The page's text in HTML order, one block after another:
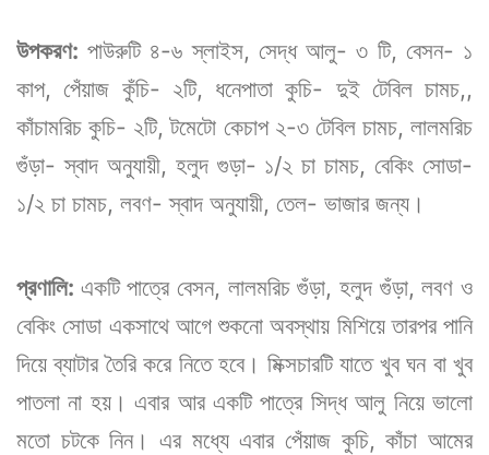
উপকরণ: পাউরুটি ৪-৬ স্লাইস, সেদ্ধ আলু- ৩ টি, বেসন- ১
কাপ, পেঁয়াজ কুঁচি- ২টি, ধনেপাতা কুচি- দুই টেবিল চামচ,,
কাঁচামরিচ কুচি- ২টি, টমেটো কেচাপ ২-৩ টেবিল চামচ, লালমরিচ
গুঁড়া- স্বাদ অনুযায়ী, হলুদ গুড়া- ১/২ চা চামচ, বেকিং সোডা-
১/২ চা চামচ, লবণ- স্বাদ অনুযায়ী, তেল- ভাজার জন্য।
প্রণালি: একটি পাত্রে বেসন, লালমরিচ গুঁড়া, হলুদ গুঁড়া, লবণ ও
বেকিং সোডা একসাথে আগে শুকনো অবস্থায় মিশিয়ে তারপর পানি
দিয়ে ব্যাটার তৈরি করে নিতে হবে। মিক্সচারটি যাতে খুব ঘন বা খুব
পাতলা না হয়। এবার আর একটি পাত্রে সিদ্ধ আলু নিয়ে ভালো
মতো চটকে নিন। এর মধ্যে এবার পেঁয়াজ কুচি, কাঁচা আমের